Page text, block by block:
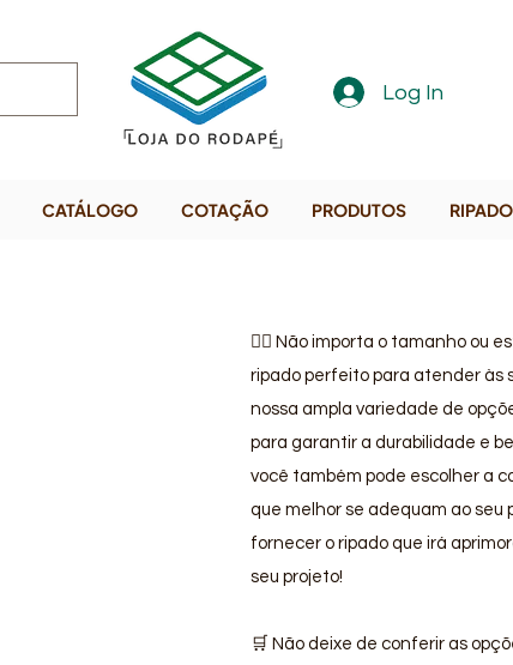
Log In
CATÁLOGO COTAÇÃO PRODUTOS
👷‍♀️ Não importa o tamanho ou
ripado perfeito para atender às
nossa ampla variedade de
para garantir a durabilidade e
você também pode escolher a
que melhor se adequam ao seu
fornecer o ripado que irá
seu projeto!
🛒 Não deixe de conferir as